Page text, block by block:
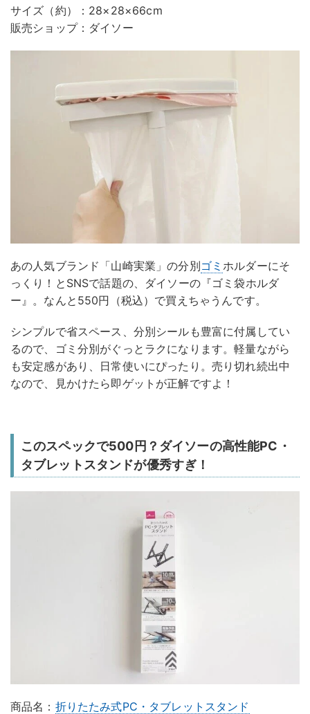
サイズ（約）：28×28×66cm
販売ショップ：ダイソー
あの人気ブランド「山崎実業」の分別ゴミ ホルダーにそ
っくり！とSNSで話題の、ダイソーの『ゴミ袋ホルダ
ー』。なんと550円（税込）で買えちゃうんです。
シンプルで省スペース、分別シールも豊富に付属してい
るので、ゴミ分別がぐっとラクになります。軽量ながら
も安定感があり、日常使いにぴったり。売り切れ続出中
なので、見かけたら即ゲットが正解ですよ！
このスペックで500円？ダイソーの高性能PC・
タブレットスタンドが優秀すぎ！
商品名： 折りたたみ式PC・タブレットスタンド